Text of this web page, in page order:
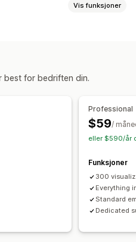
Vis funksjoner
best for bedriften din.
Professional
$59/
eller $590/år
Funksjoner
300
Everything
Standard
Dedicated